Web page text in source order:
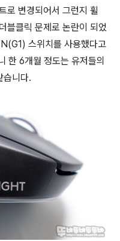
로 변경되어서 그런지 휠
블클릭 문제로 논란이 되었
스위치를 사용했다고
한 6개월 정도는 유저들의
습니다.